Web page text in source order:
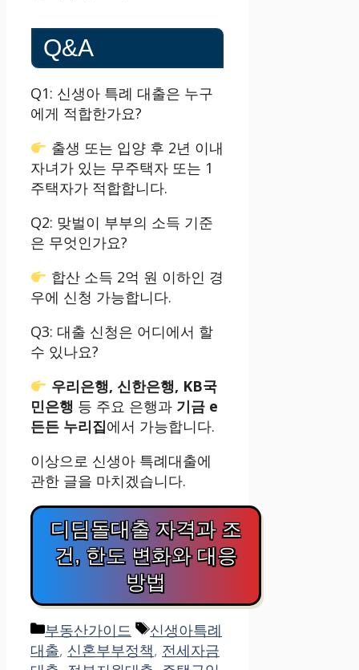
Q&A
Q1: 신생아 특례 대출은 누구
에게 적합한가요?
출생 또는 입양 후 2년 이내
자녀가 있는 무주택자 또는 1
주택자가 적합합니다.
Q2: 맞벌이 부부의 소득 기준
은 무엇인가요?
합산 소득 2억 원 이하인 경
우에 신청 가능합니다.
Q3: 대출 신청은 어디에서 할
수 있나요?
우리은행, 신한은행, KB국
민은행 등 주요 은행과 기금 e
든든 누리집에서 가능합니다.
이상으로 신생아 특례대출에
관한 글을 마치겠습니다.
디딤돌대출 자격과 조
건, 한도 변화와 대응
방법
Categories
부동산가이드 Tags
신생아특례
대출, 신혼부부정책, 전세자금